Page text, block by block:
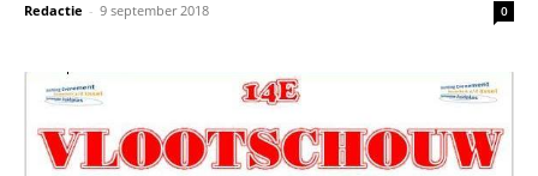
Redactie - 9 september 2018 0